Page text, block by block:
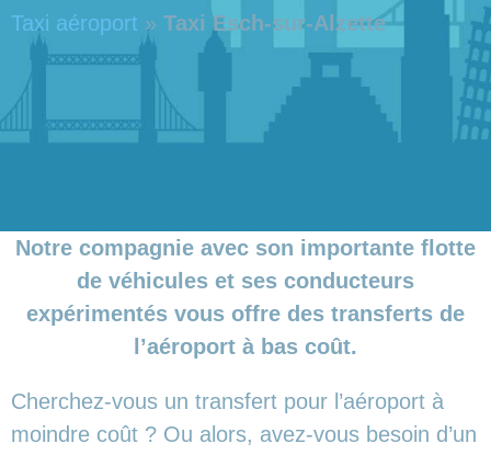
Taxi aéroport » Taxi Esch-sur-Alzette
Notre compagnie avec son importante flotte
de véhicules et ses conducteurs
expérimentés vous offre des transferts de
l’aéroport à bas coût.
Cherchez-vous un transfert pour l’aéroport à
moindre coût ? Ou alors, avez-vous besoin d’un